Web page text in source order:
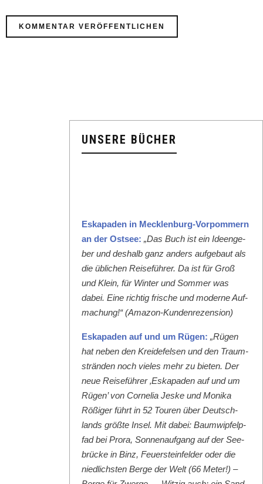
UNSERE BÜCHER
Eska­paden in Meck­len­burg-Vor­pom­mern
an der Ost­see: „Das Buch ist ein Ideenge­
ber und deshalb ganz anders aufge­baut als
die üblichen Reise­führer. Da ist für Groß
und Klein, für Win­ter und Som­mer was
dabei. Eine richtig frische und mod­erne Auf­
machung!“ (Ama­zon-Kun­den­rezen­sion)
Eska­paden auf und um Rügen: „Rügen
hat neben den Krei­de­felsen und den Traum­
strän­den noch vieles mehr zu bieten. Der
neue Reise­führer ‚Eska­paden auf und um
Rügen’ von Cor­nelia Jeske und Moni­ka
Rößiger führt in 52 Touren über Deutsch­
lands größte Insel. Mit dabei: Baumwipfelp­
fad bei Pro­ra, Son­nenauf­gang auf der See­
brücke in Binz, Feuer­ste­in­felder oder die
niedlich­sten Berge der Welt (66 Meter!) –